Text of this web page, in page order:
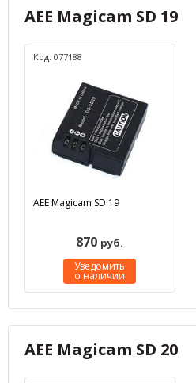
AEE Magicam SD 19
Код: 077188
AEE Magicam SD 19
870 руб.
Уведомить
о наличии
AEE Magicam SD 20